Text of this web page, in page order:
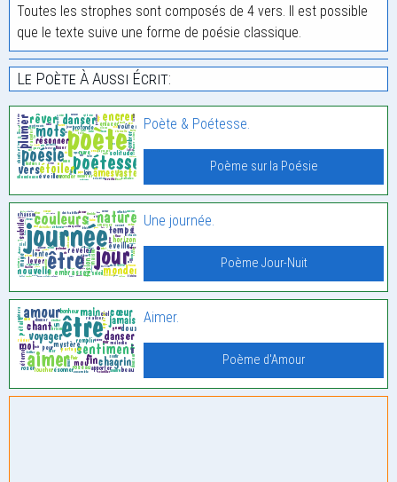
Toutes les strophes sont composés de 4 vers. Il est possible
que le texte suive une forme de poésie classique.
Le Poète À Aussi Écrit:
Poète & Poétesse.
Poème sur la Poésie
Une journée.
Poème Jour-Nuit
Aimer.
Poème d'Amour